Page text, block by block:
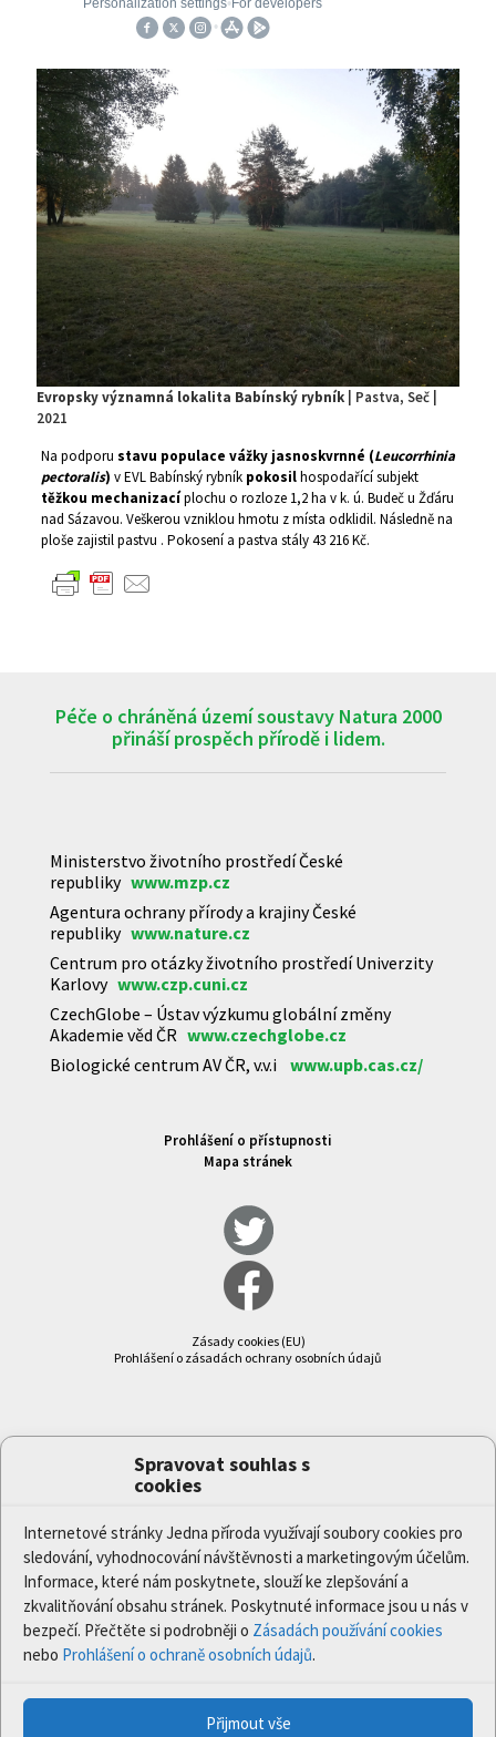
Spravovat souhlas s
cookies
Internetové stránky Jedna příroda využívají soubory cookies pro
sledování, vyhodnocování návštěvnosti a marketingovým účelům.
Informace, které nám poskytnete, slouží ke zlepšování a
zkvalitňování obsahu stránek. Poskytnuté informace jsou u nás v
bezpečí. Přečtěte si podrobněji o Zásadách používání cookies
nebo Prohlášení o ochraně osobních údajů.
Přijmout vše
Evropsky významná lokalita Babínský rybník | Pastva, Seč |
2021
Na podporu stavu populace vážky jasnoskvrnné (Leucorrhinia
pectoralis) v EVL Babínský rybník pokosilhospodařící subjekt
těžkou mechanizacíplochu o rozloze 1,2 ha v k. ú. Budeč u Žďáru
nad Sázavou. Veškerou vzniklou hmotu z místa odklidil. Následně na
ploše zajistil pastvu . Pokosení a pastva stály 43 216 Kč.
Péče o chráněná území soustavy Natura 2000
přináší prospěch přírodě i lidem.
Ministerstvo životního prostředí České
republiky www.mzp.cz
Agentura ochrany přírody a krajiny České
republiky www.nature.cz
Centrum pro otázky životního prostředí Univerzity
Karlovy www.czp.cuni.cz
CzechGlobe – Ústav výzkumu globální změny
Akademie věd ČR www.czechglobe.cz
Biologické centrum AV ČR, v.v.i www.upb.cas.cz/
Prohlášení o přístupnosti
Mapa stránek
Zásady cookies (EU)
Prohlášení o zásadách ochrany osobních údajů